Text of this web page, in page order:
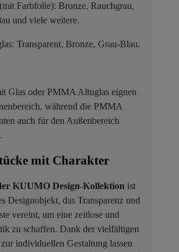
Farbfolie): Bronze, Rauchgrau,
und viele weitere.
Transparent, Bronze, Grau-Blau.
Glas oder PMMA Altuglas eignen
während die PMMA
auch für den Außenbereich
mit Charakter
KUUMO Design-Kollektion ist
Designobjekt, das Transparenz und
vereint, um eine zeitlose und
zu schaffen. Dank der vielfältigen
individuellen Gestaltung lassen